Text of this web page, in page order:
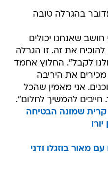
בהגרלה טובה
שאנחנו יכולים
את זה. זו הגרלה
לקבל". החלוץ אחמד
את היריבה
אני מאמין שהכל
חייבים להמשיך לחלום".
שמונה הבטיחה
מאור בוזגלו ודני